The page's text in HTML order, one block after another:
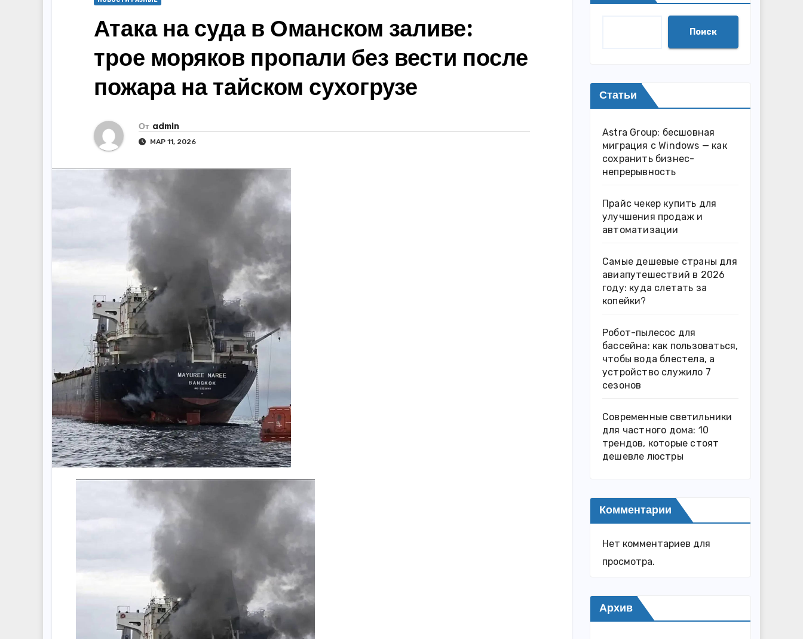
Атака на суда в Оманском заливе:
трое моряков пропали без вести после
пожара на тайском сухогрузе
От admin
МАР 11, 2026
Поиск
Статьи
Astra Group: бесшовная
миграция с Windows — как
сохранить бизнес-
непрерывность
Прайс чекер купить для
улучшения продаж и
автоматизации
Самые дешевые страны для
авиапутешествий в 2026
году: куда слетать за
копейки?
Робот-пылесос для
бассейна: как пользоваться,
чтобы вода блестела, а
устройство служило 7
сезонов
Современные светильники
для частного дома: 10
трендов, которые стоят
дешевле люстры
Комментарии
Нет комментариев для
просмотра.
Архив